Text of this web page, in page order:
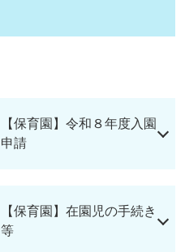
【保育園】令和８年度入園
申請
【保育園】在園児の手続き
等